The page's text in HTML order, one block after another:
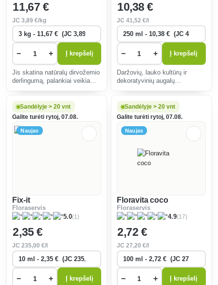
11,67 €
JC3,89 €/kg
− + Į krepšelį
Jis skatina natūralų dirvožemio
derlingumą, palankiai veikia
stiprina augalų atsparumą
išgulimui ir grybinėms ligoms,
10,38 €
JC 41,52 €/l
− + Į krepšelį
Daržovių, lauko kultūrų ir
dekoratyvinių augalų
Sandėlyje > 20 vnt
Galite turėti rytoj, 07.08.
Naujas
Fix-it
Floraservis
5.0(1)
2,35 €
JC235,00 €/l
− + Į krepšelį
Sandėlyje > 20 vnt
Galite turėti rytoj, 07.08.
Naujas
Floravita coco
Floraservis
4.9(17)
2,72 €
JC 27,20 €/l
− + Į krepšelį